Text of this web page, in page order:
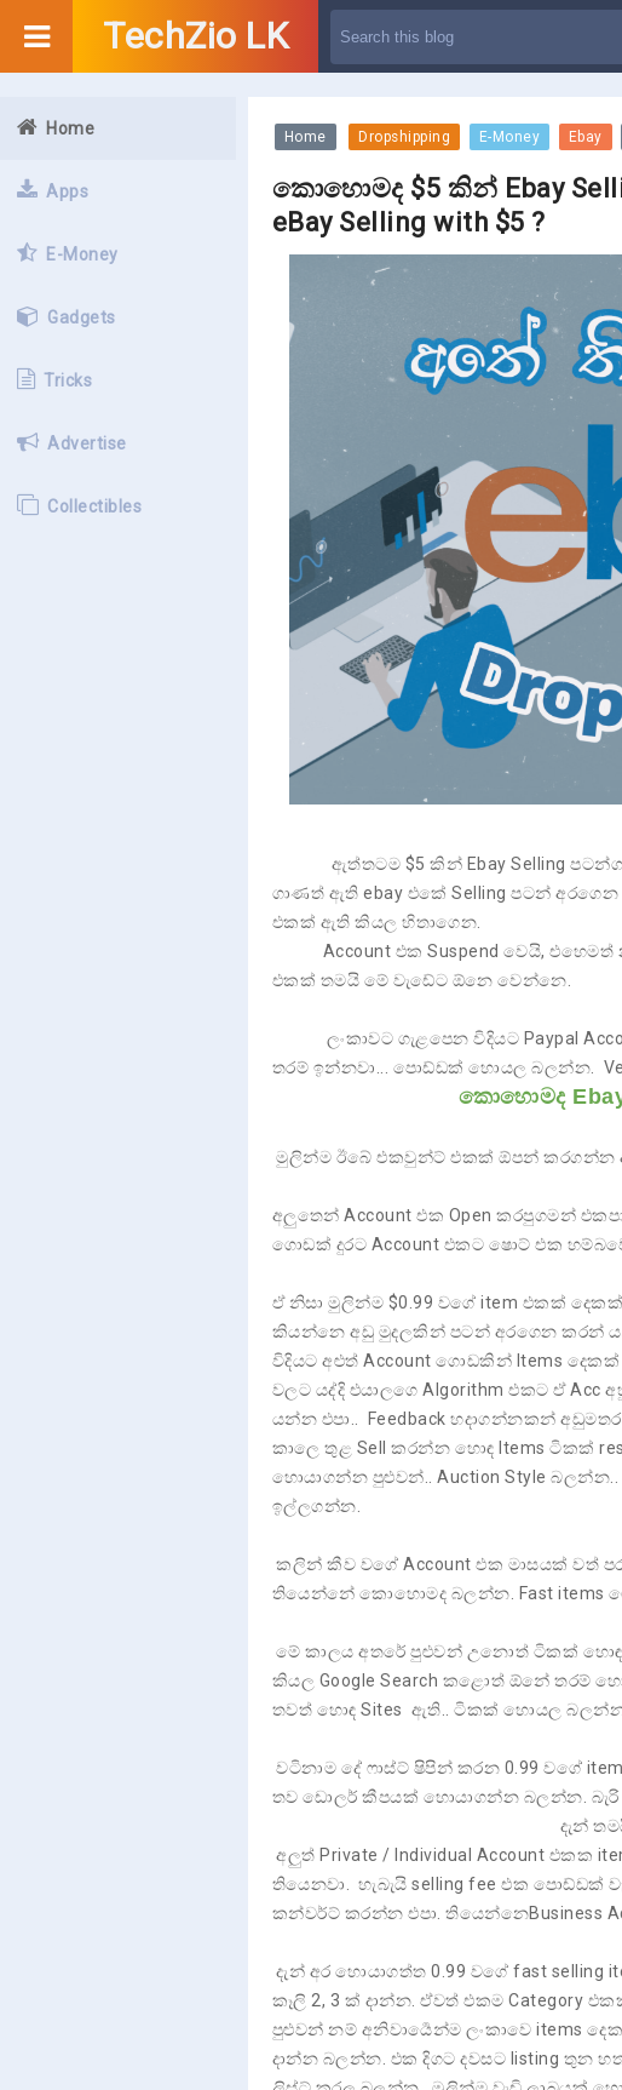
TechZio LK
Home
Apps
E-Money
Gadgets
Tricks
Advertise
Collectibles
Home Dropshipping E-Money Ebay
කොහොමද $5 කින් Ebay
eBay Selling with $5 ?
ඇත්තටම $5 කින් Ebay Selling
ගාණත් ඇති ebay එකේ Selling පටන්
එකක් ඇති කියල හිතාගෙන.
Account එක Suspend වෙයි, එහෙමත්
එකක් තමයි මේ වැඩේට ඕනෙ වෙන්නෙ.
ලංකාවට ගැළපෙන විදියට Paypal
තරම් ඉන්නවා... පොඩ්ඩක් හොයල බලන්න.
කොහොමද
මුලින්ම ඊබේ එකවුන්ට් එකක් ඕපන් කරගන්න
අලුතෙන් Account එක Open කරපුගමන්
ගොඩක් දුරට Account එකට ෂොට් එක
ඒ නිසා මුලින්ම $0.99 වගේ item එකක්
කියන්නෙ අඩු මුදලකින් පටන් අරගෙන කරන්
විදියට අළුත් Account ගොඩකින් Items
වලට යද්දි එයාලගෙ Algorithm එකට ඒ Acc
යන්න එපා.. Feedback හදාගන්නකන්
කාලෙ තුළ Sell කරන්න හොඳ Items ටිකක්
හොයාගන්න පුළුවන්.. Auction Style
ඉල්ලගන්න.
කලින් කීව වගේ Account එක මාසයක් වත්
තියෙන්නේ කොහොමද බලන්න. Fast items
මේ කාලය අතරේ පුළුවන් උනොත් ටිකක් හොඳට
කියල Google Search කළොත් ඕනේ තරම්
තවත් හොඳ Sites ඇති.. ටිකක් හොයල
වටිනාම දේ ෆාස්ට් ෂිපින් කරන 0.99 වගේ
තව ඩොලර් කීපයක් හොයාගන්න බලන්න. බැරි
දැන්
අලුත් Private / Individual Account එකක
තියෙනවා. හැබැයි selling fee එක
කන්වර්ට් කරන්න එපා. තියෙන්නෙBusiness
දැන් අර හොයාගත්ත 0.99 වගේ fast
කෑලි 2, 3 ක් දාන්න. ඒවත් එකම Category
පුළුවන් නම් අනිවාර්‍යෙන්ම ලංකාවෙ items
දාන්න බලන්න. එක දිගට දවසට listing තුන